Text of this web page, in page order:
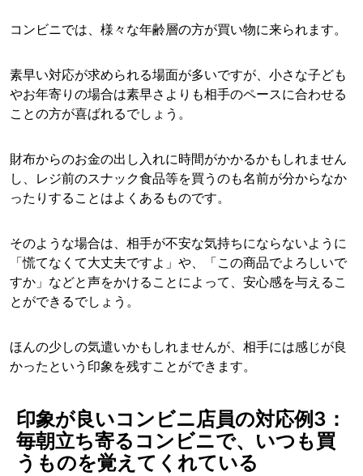
コンビニでは、様々な年齢層の方が買い物に来られます。
素早い対応が求められる場面が多いですが、小さな子ども
やお年寄りの場合は素早さよりも相手のペースに合わせる
ことの方が喜ばれるでしょう。
財布からのお金の出し入れに時間がかかるかもしれません
し、レジ前のスナック食品等を買うのも名前が分からなか
ったりすることはよくあるものです。
そのような場合は、相手が不安な気持ちにならないように
「慌てなくて大丈夫ですよ」や、「この商品でよろしいで
すか」などと声をかけることによって、安心感を与えるこ
とができるでしょう。
ほんの少しの気遣いかもしれませんが、相手には感じが良
かったという印象を残すことができます。
印象が良いコンビニ店員の対応例3：
毎朝立ち寄るコンビニで、いつも買
うものを覚えてくれている